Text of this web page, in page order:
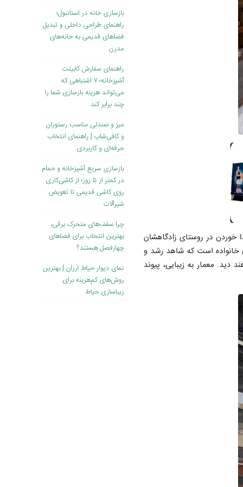
خوردن در روستای زادگاهشان
خانواده است که شاهد رشد و
دید. معمار به زیبایی، پیوند
بازسازی خانه در استانبول؛
راهنمای طراحی داخلی و تبدیل
فضاهای قدیمی به خانه‌های
مدرن
راهنمای سفارش کابینت
آشپزخانه؛ ۷ اشتباهی که
می‌تواند هزینه بازسازی شما را
چند برابر کند
میز و صندلی مناسب رستوران
و کافی‌شاپ | راهنمای انتخاب
حرفه‌ای و کاربردی
بازسازی سریع آشپزخانه و حمام
در کمتر از ۵ روز؛ از کاشی‌کاری
روی کاشی قدیمی تا تعویض
شیرآلات
چرا سقف‌های متحرک برقی،
بهترین انتخاب برای فضاهای
چهارفصل هستند؟
نمای دیوار حیاط ارزان | بهترین
روش‌های کم‌هزینه برای
زیباسازی حیاط